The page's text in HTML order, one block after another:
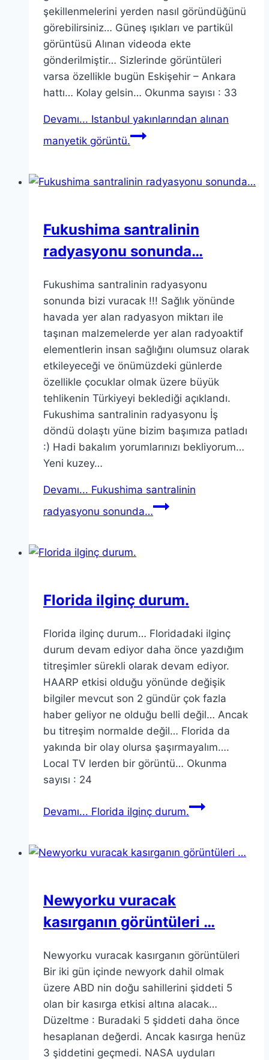
şekillenmelerini yerden nasıl göründüğünü
görebilirsiniz… Güneş ışıkları ve partikül
görüntüsü Alınan videoda ekte
gönderilmiştir… Sizlerinde görüntüleri
varsa özellikle bugün Eskişehir – Ankara
hattı… Kolay gelsin… Okunma sayısı : 33
Devamı... Istanbul yakınlarından alınan
manyetik görüntü.
Fukushima santralinin
radyasyonu sonunda…
Fukushima santralinin radyasyonu
sonunda bizi vuracak !!! Sağlık yönünde
havada yer alan radyasyon miktarı ile
taşınan malzemelerde yer alan radyoaktif
elementlerin insan sağlığını olumsuz olarak
etkileyeceği ve önümüzdeki günlerde
özellikle çocuklar olmak üzere büyük
tehlikenin Türkiyeyi beklediği açıklandı.
Fukushima santralinin radyasyonu İş
döndü dolaştı yüne bizim başımıza patladı
:) Hadi bakalım yorumlarınızı bekliyorum…
Yeni kuzey…
Devamı... Fukushima santralinin
radyasyonu sonunda…
Florida ilginç durum.
Florida ilginç durum… Floridadaki ilginç
durum devam ediyor daha önce yazdığım
titreşimler sürekli olarak devam ediyor.
HAARP etkisi olduğu yönünde değişik
bilgiler mevcut son 2 gündür çok fazla
haber geliyor ne olduğu belli değil… Ancak
bu titreşim normalde değil… Florida da
yakında bir olay olursa şaşırmayalım….
Local TV lerden bir görüntü… Okunma
sayısı : 24
Devamı... Florida ilginç durum.
Newyorku vuracak
kasırganın görüntüleri …
Newyorku vuracak kasırganın görüntüleri
Bir iki gün içinde newyork dahil olmak
üzere ABD nin doğu sahillerini şiddeti 5
olan bir kasırga etkisi altına alacak…
Düzeltme : Buradaki 5 şiddeti daha önce
hesaplanan değerdi. Ancak kasırga henüz
3 şiddetini geçmedi. NASA uyduları